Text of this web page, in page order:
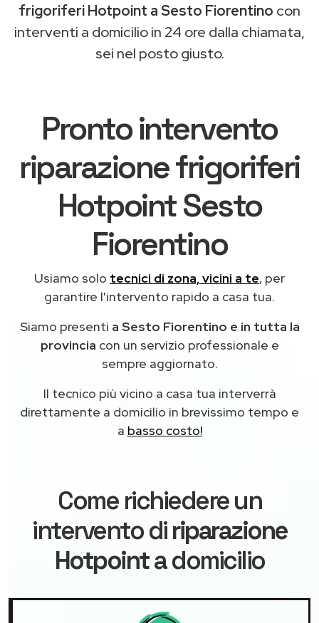
frigoriferi Hotpoint a Sesto Fiorentino con
interventi a domicilio in 24 ore dalla chiamata,
sei nel posto giusto.
Pronto intervento
riparazione frigoriferi
Hotpoint Sesto
Fiorentino
Usiamo solo tecnici di zona, vicini a te, per
garantire l'intervento rapido a casa tua.
Siamo presenti a Sesto Fiorentino e in tutta la
provincia con un servizio professionale e
sempre aggiornato.
Il tecnico più vicino a casa tua interverrà
direttamente a domicilio in brevissimo tempo e
a basso costo!
Come richiedere un
intervento diriparazione
Hotpointa domicilio